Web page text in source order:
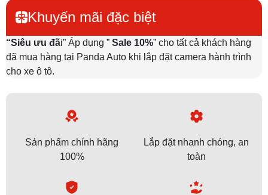
Khuyến mãi đặc biệt
“Siêu ưu đãi” Áp dụng ” Sale 10%” cho tất cả khách hàng
đã mua hàng tại Panda Auto khi lắp đặt camera hành trình
cho xe ô tô.
Sản phẩm chính hãng
100%
Lắp đặt nhanh chóng, an
toàn